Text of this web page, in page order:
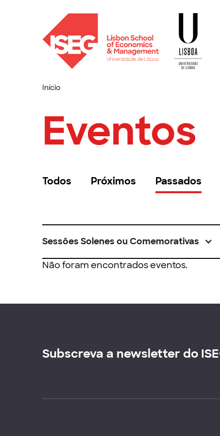
Início
Eventos
Todos Próximos Passados
Sessões Solenes ou Comemorativas
Não foram encontrados eventos.
Subscreva a newsletter do